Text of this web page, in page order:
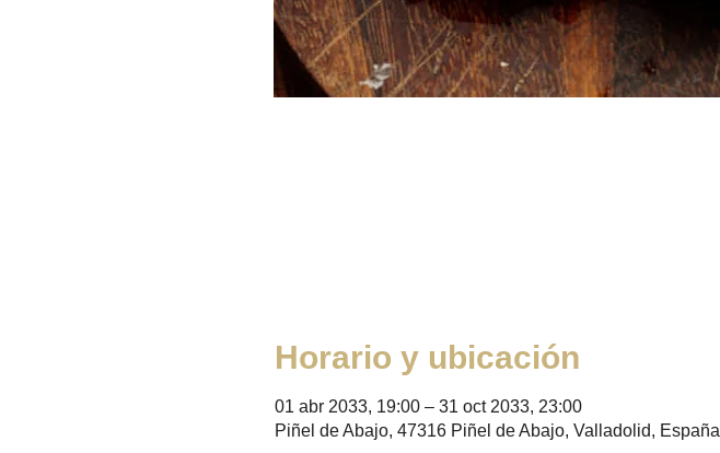
Horario y ubicación
01 abr 2033, 19:00 – 31 oct 2033, 23:00
Piñel de Abajo, 47316 Piñel de Abajo, Valladolid, España